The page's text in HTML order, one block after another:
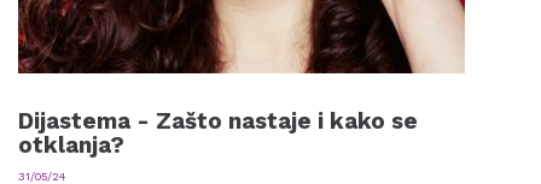
Dijastema - Zašto nastaje i kako se
otklanja?
31/05/24